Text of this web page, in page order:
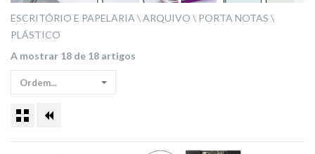
ESCRITÓRIO E PAPELARIA ARQUIVO
PORTA NOTAS
PLÁSTICO
A mostrar 18 de 18 artigos
Ordem...